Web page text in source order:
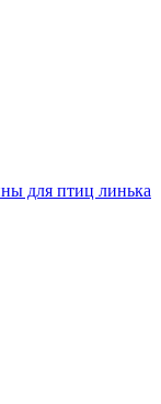
для птиц линька